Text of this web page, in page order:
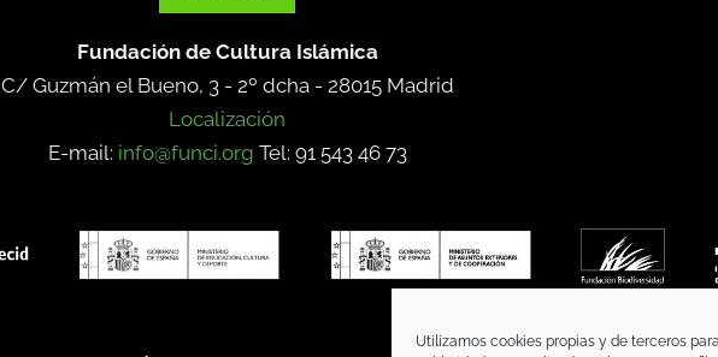
Utilizamos cookies propias y de terceros
Fundación de Cultura Islámica
C/ Guzmán el Bueno, 3 - 2º dcha - 28015 Madrid
Localización
E-mail: info@funci.org Tel: 91 543 46 73